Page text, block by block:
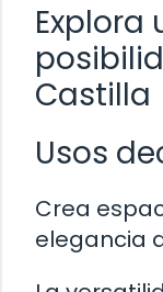
Explora
Castilla
Usos
Crea
elegancia